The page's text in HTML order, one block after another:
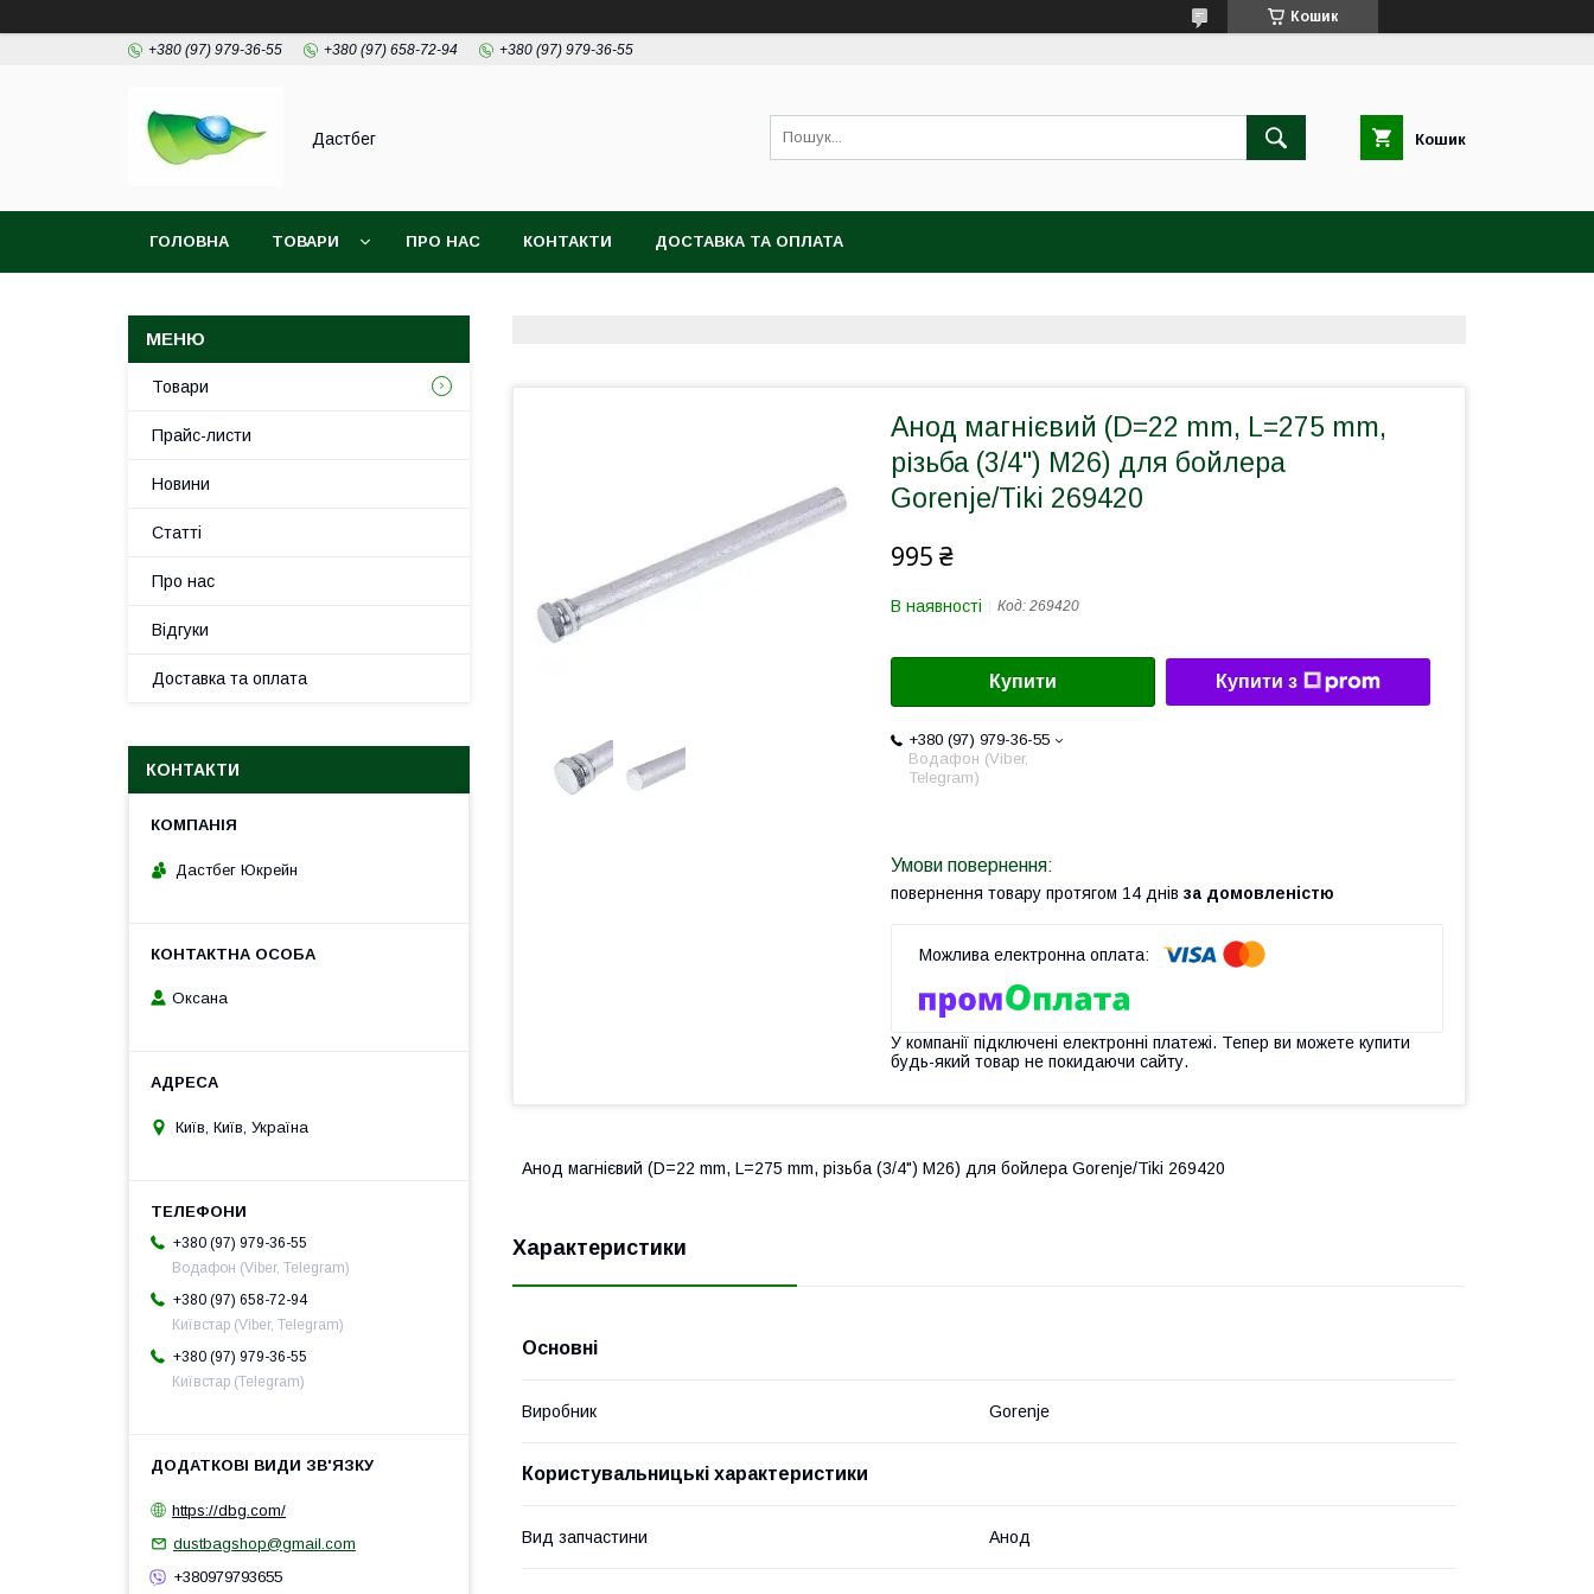
Кошик
+380 (97) 979-36-55 +380 (97) 658-72-94 +380 (97) 979-36-55
Дастбег Кошик
ГОЛОВНА ТОВАРИ ПРО НАС КОНТАКТИ ДОСТАВКА ТА ОПЛАТА
Анод магнієвий (D=22 mm, L=275 mm,
різьба (3/4") M26) для бойлера
Gorenje/Tiki 269420
995 ₴
В наявності Код: 269420
Купити Купити з
+380 (97) 979-36-55
Водафон (Viber,
Telegram)
повернення товару протягом 14 днів за домовленістю
У компанії підключені електронні платежі. Тепер ви можете купити
будь-який товар не покидаючи сайту.
Анод магнієвий (D=22 mm, L=275 mm, різьба (3/4") M26) для бойлера Gorenje/Tiki 269420
Характеристики
Основні
Виробник Gorenje
Користувальницькі характеристики
Вид запчастини Анод
Товари
Прайс-листи
Новини
Статті
Про нас
Відгуки
Доставка та оплата
КОНТАКТИ
Дастбег Юкрейн
Оксана
Київ, Київ, Україна
+380 (97) 979-36-55
Водафон (Viber, Telegram)
+380 (97) 658-72-94
Київстар (Viber, Telegram)
+380 (97) 979-36-55
Київстар (Telegram)
https://dbg.com/
dustbagshop@gmail.com
+380979793655